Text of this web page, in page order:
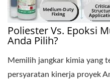
Poliester Vs. Epoksi
Anda Pilih?
Memilih jangkar kimia yang
persyaratan kinerja proyek